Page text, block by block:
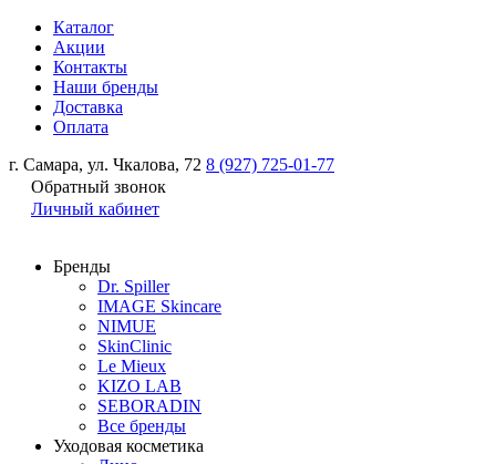
Каталог
Акции
Контакты
Наши бренды
Доставка
Оплата
г. Самара, ул. Чкалова, 72 8 (927) 725-01-77
Обратный звонок
Личный кабинет
Бренды
Dr. Spiller
IMAGE Skincare
NIMUE
SkinClinic
Le Mieux
KIZO LAB
SEBORADIN
Все бренды
Уходовая косметика